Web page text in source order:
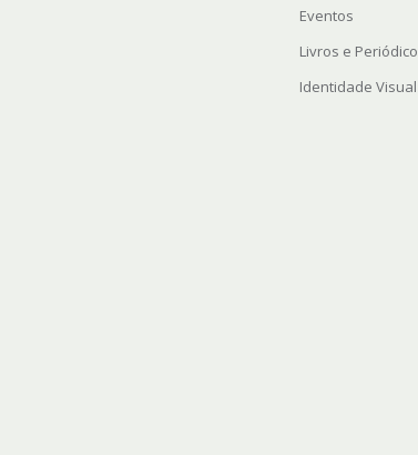
Eventos
Livros e
Identidade Visual